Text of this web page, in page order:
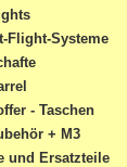
Flight-Systeme
- Taschen
+ M3
und Ersatzteile